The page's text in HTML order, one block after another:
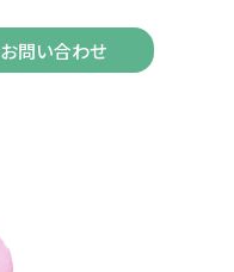
お問い合わせ